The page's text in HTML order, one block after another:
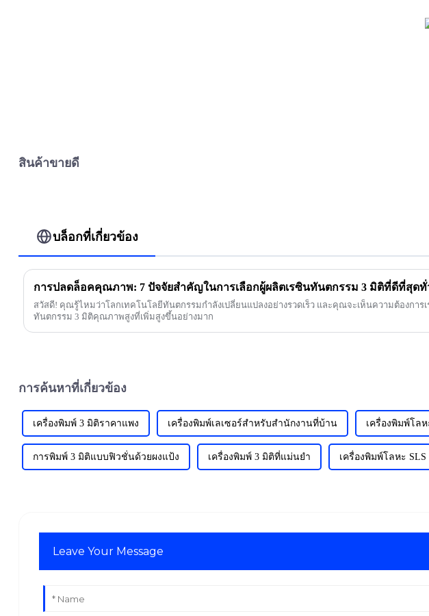
สินค้าขายดี
บล็อกที่เกี่ยวข้อง
สวัสดี! คุณรู้ไหมว่าโลกเทคโนโลยีทันตกรรมกำลังเปลี่ยนแปลงอย่างรวดเร็ว และคุณจะเห็นความต้องการ
ทันตกรรม 3 มิติคุณภาพสูงที่เพิ่มสูงขึ้นอย่างมาก
การค้นหาที่เกี่ยวข้อง
เครื่องพิมพ์ 3 มิติราคาแพง เครื่องพิมพ์เลเซอร์สำหรับสำนักงานที่บ้าน เครื่องพิมพ์โล
การพิมพ์ 3 มิติแบบฟิวชั่นด้วยผงแป้ง เครื่องพิมพ์ 3 มิติที่แม่นยำ เครื่องพิมพ์โลหะ SLS
Leave Your Message